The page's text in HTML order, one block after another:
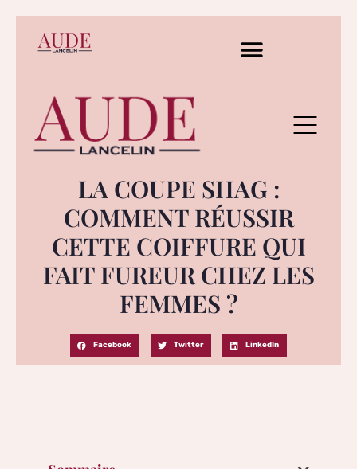
LA COUPE SHAG :
COMMENT RÉUSSIR
CETTE COIFFURE QUI
FAIT FUREUR CHEZ LES
FEMMES ?
Facebook Twitter LinkedIn